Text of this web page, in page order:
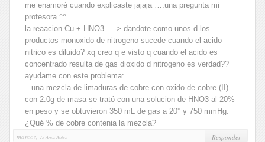
me enamoré cuando explicaste jajaja ….una pregunta mi
profesora ^^….
la reaacion Cu + HNO3 —-> dandote como unos d los
productos monoxido de nitrogeno sucede cuando el acido
nitrico es diluido? xq creo q e visto q cuando el acido es
concentrado resulta de gas dioxido d nitrogeno es verdad??
ayudame con este problema:
– una mezcla de limaduras de cobre con oxido de cobre (II)
con 2.0g de masa se trató con una solucion de HNO3 al 20%
en peso y se obtuvieron 350 mL de gas a 20° y 750 mmHg.
¿Qué % de cobre contenia la mezcla?
marcos,
13 Años Antes Responder